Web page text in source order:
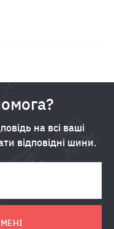
на всі ваші
відповідні шини.